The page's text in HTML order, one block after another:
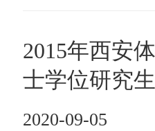
2015年西安
士学位研究
2020-09-05